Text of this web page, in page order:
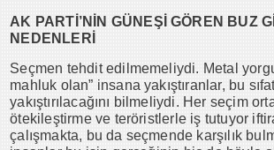
AK PARTİ’NİN GÜNEŞİ GÖREN BUZ
NEDENLERİ
Seçmen tehdit edilmemeliydi. Metal
mahluk olan” insana yakıştıranlar, bu
yakıştırılacağını bilmeliydi. Her seçim
ötekileştirme ve teröristlerle iş tutuyor
çalışmakta, bu da seçmende karşılık